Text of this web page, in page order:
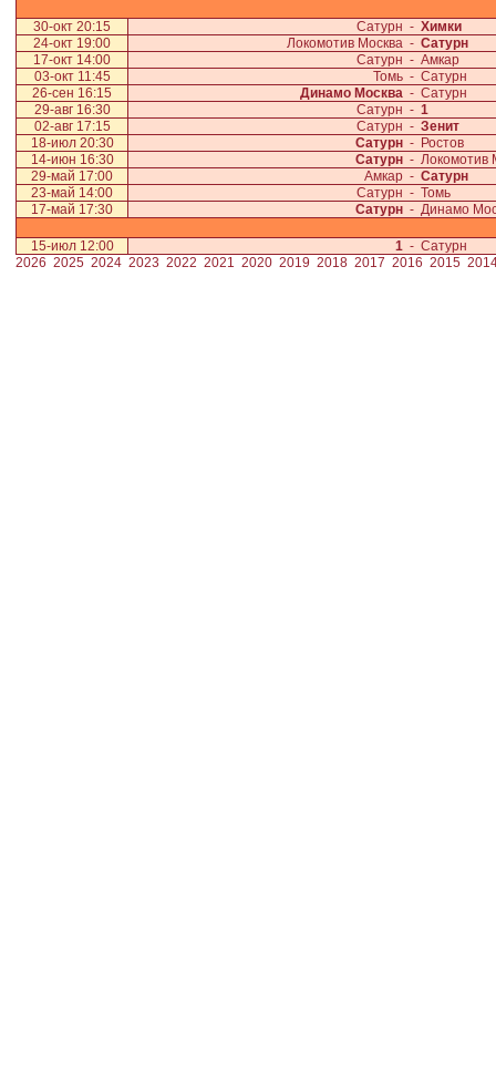
30-окт 20:15 Сатурн - Химки
24-окт 19:00
Локомотив Москва - Сатурн
17-окт 14:00
Сатурн - Амкар
03-окт 11:45
Томь - Сатурн
26-сен 16:15
Динамо Москва - Сатурн
29-авг 16:30
Сатурн - 1
02-авг 17:15
Сатурн - Зенит
18-июл 20:30
Сатурн - Ростов
14-июн 16:30
Сатурн - Локомотив
29-май 17:00
Амкар - Сатурн
23-май 14:00
Сатурн - Томь
17-май 17:30
Сатурн - Динамо
15-июл 12:00 1 - Сатурн
2026 2025 2024 2023 2022 2021 2020 2019 2018 2017 2016 2015